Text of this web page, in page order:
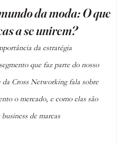
da moda: O que
a se unirem?
da estratégia
que faz parte do nosso
Cross Networking fala sobre
o mercado, e como elas são
de marcas